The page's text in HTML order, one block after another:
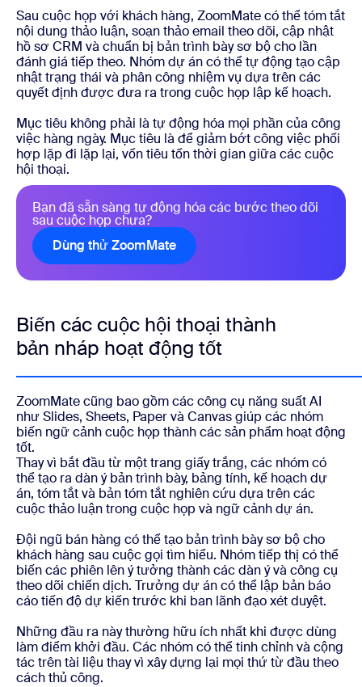
Sau cuộc họp với khách hàng, ZoomMate có thể tóm tắt
nội dung thảo luận, soạn thảo email theo dõi, cập nhật
hồ sơ CRM và chuẩn bị bản trình bày sơ bộ cho lần
đánh giá tiếp theo. Nhóm dự án có thể tự động tạo cập
nhật trạng thái và phân công nhiệm vụ dựa trên các
quyết định được đưa ra trong cuộc họp lập kế hoạch.
Mục tiêu không phải là tự động hóa mọi phần của công
việc hàng ngày. Mục tiêu là để giảm bớt công việc phối
hợp lặp đi lặp lại, vốn tiêu tốn thời gian giữa các cuộc
hội thoại.
Bạn đã sẵn sàng tự động hóa các bước theo dõi
sau cuộc họp chưa?
Dùng thử ZoomMate
Biến các cuộc hội thoại thành
bản nháp hoạt động tốt
ZoomMate cũng bao gồm các công cụ năng suất AI
như Slides, Sheets, Paper và Canvas giúp các nhóm
biến ngữ cảnh cuộc họp thành các sản phẩm hoạt động
tốt.
Thay vì bắt đầu từ một trang giấy trắng, các nhóm có
thể tạo ra dàn ý bản trình bày, bảng tính, kế hoạch dự
án, tóm tắt và bản tóm tắt nghiên cứu dựa trên các
cuộc thảo luận trong cuộc họp và ngữ cảnh dự án.
Đội ngũ bán hàng có thể tạo bản trình bày sơ bộ cho
khách hàng sau cuộc gọi tìm hiểu. Nhóm tiếp thị có thể
biến các phiên lên ý tưởng thành các dàn ý và công cụ
theo dõi chiến dịch. Trưởng dự án có thể lập bản báo
cáo tiến độ dự kiến trước khi ban lãnh đạo xét duyệt.
Những đầu ra này thường hữu ích nhất khi được dùng
làm điểm khởi đầu. Các nhóm có thể tinh chỉnh và cộng
tác trên tài liệu thay vì xây dựng lại mọi thứ từ đầu theo
cách thủ công.